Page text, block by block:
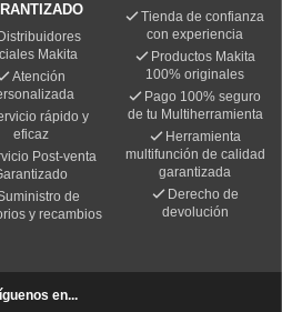
Distribuidores
Makita
Atención
rápido y
eficaz
Post-venta
de
y recambios
Tienda de confianza
con experiencia
Productos Makita
100% originales
Pago 100% seguro
de tu Multiherramienta
Herramienta
multifunción de calidad
garantizada
Derecho de
devolución
en...